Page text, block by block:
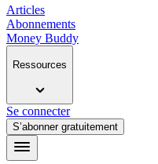
Articles
Abonnements
Money Buddy
Ressources
Se connecter
S’abonner gratuitement